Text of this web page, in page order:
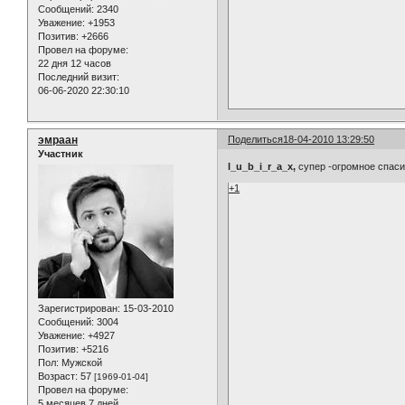
Сообщений: 2340
Уважение: +1953
Позитив: +2666
Провел на форуме:
22 дня 12 часов
Последний визит:
06-06-2020 22:30:10
Поделиться18-04-2010 13:29:50
эмраан
Участник
Зарегистрирован: 15-03-2010
Сообщений: 3004
Уважение: +4927
Позитив: +5216
Пол: Мужской
Возраст: 57 [1969-01-04]
Провел на форуме:
l_u_b_i_r_a_x, супер -огромное
+1